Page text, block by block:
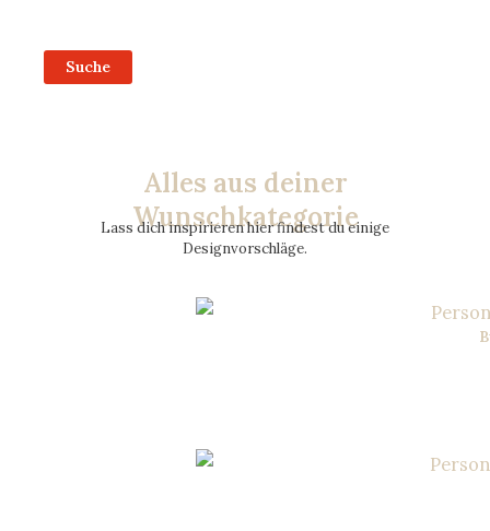
Suche
Alles aus deiner
Wunschkategorie
Lass dich inspirieren hier findest du einige
Designvorschläge.